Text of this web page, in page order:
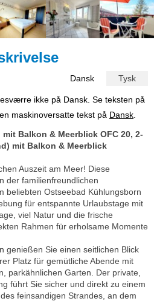
Dansk Tysk
ikke på Dansk. Se teksten på
maskinoversatte tekst på Dansk
Balkon & Meerblick OFC 20, 2-
mit Balkon & Meerblick
Auszeit am Meer! Diese
der familienfreundlichen
beliebten Ostseebad Kühlungsborn
für entspannte Urlaubstage mit
viel Natur und die frische
Rahmen für erholsame Momente
genießen Sie einen seitlichen Blick
Platz für gemütliche Abende mit
parkähnlichen Garten. Der private,
führt Sie sicher und direkt zu einem
feinsandigen Strandes, an dem